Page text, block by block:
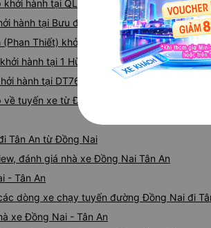
hành tại QL20
hành tại Bưu điện huyện Thống Nhất, TT.
Thiết) khởi hành tại Quốc Lộ 1A
hành tại 1 Hùng Vương
hành tại DT768 (Bến xe Vĩnh Cửu)
tuyến xe từ Đồng Nai đi Tân An
Tân An từ Đồng Nai
đánh giá nhà xe Đồng Nai Tân An
- Tân An
dòng xe chạy tuyến đường Đồng Nai đi
xe Đồng Nai - Tân An